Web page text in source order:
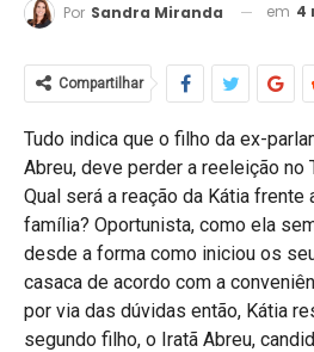
Por Sandra Miranda em 4
Compartilhar
Tudo indica que o filho da ex-
Abreu, deve perder a reeleição no
Qual será a reação da Kátia
família? Oportunista, como ela
desde a forma como iniciou os
casaca de acordo com a
por via das dúvidas então, Kátia
segundo filho, o Iratã Abreu,